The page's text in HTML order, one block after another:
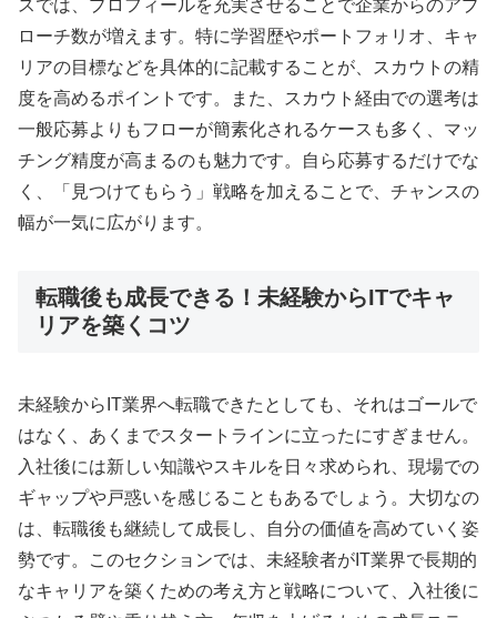
スでは、プロフィールを充実させることで企業からのアプ
ローチ数が増えます。特に学習歴やポートフォリオ、キャ
リアの目標などを具体的に記載することが、スカウトの精
度を高めるポイントです。また、スカウト経由での選考は
一般応募よりもフローが簡素化されるケースも多く、マッ
チング精度が高まるのも魅力です。自ら応募するだけでな
く、「見つけてもらう」戦略を加えることで、チャンスの
幅が一気に広がります。
転職後も成長できる！未経験からITでキャ
リアを築くコツ
未経験からIT業界へ転職できたとしても、それはゴールで
はなく、あくまでスタートラインに立ったにすぎません。
入社後には新しい知識やスキルを日々求められ、現場での
ギャップや戸惑いを感じることもあるでしょう。大切なの
は、転職後も継続して成長し、自分の価値を高めていく姿
勢です。このセクションでは、未経験者がIT業界で長期的
なキャリアを築くための考え方と戦略について、入社後に